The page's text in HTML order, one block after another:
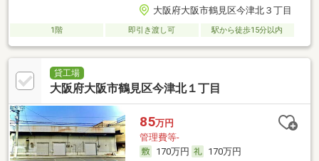
大阪府大阪市鶴見区今津北３丁目
1階 即引き渡し可 駅から徒歩15分以内
貸工場
大阪府大阪市鶴見区今津北１丁目
85万円
管理費等-
170万円
170万円